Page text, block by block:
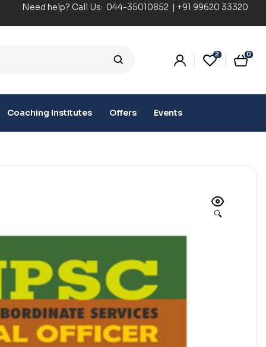
Need help? Call Us: 044-35010852 | +91 99620 33320
2 0
Coaching Institutes Offers Events
🔍